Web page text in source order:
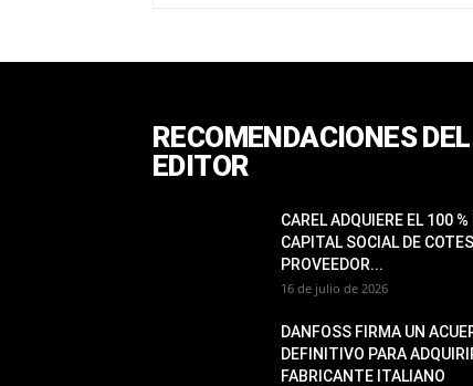
RECOMENDACIONES DEL
EDITOR
CAREL ADQUIERE EL 100 %
CAPITAL SOCIAL DE
PROVEEDOR...
16 de julio de 2026
DANFOSS FIRMA UN
DEFINITIVO PARA
FABRICANTE ITALIANO